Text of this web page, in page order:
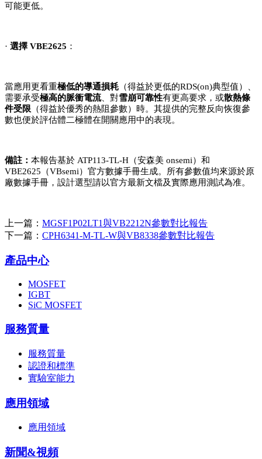
可能更低。
· 選擇 VBE2625 ：
當應用更看重極低的導通損耗 （得益於更低的RDS(on)典型值）、
需要承受極高的脈衝電流、對雪崩可靠性有更高要求，或散熱條
件受限 （得益於優秀的熱阻參數）時。其提供的完整反向恢復參
數也便於評估體二極體在開關應用中的表現。
備註 ： 本報告基於 ATP113-TL-H（安森美 onsemi）和
VBE2625（VBsemi）官方數據手冊生成。所有參數值均來源於原
廠數據手冊，設計選型請以官方最新文檔及實際應用測試為准。
上一篇： MGSF1P02LT1與VB2212N參數對比報告
下一篇： CPH6341-M-TL-W與VB8338參數對比報告
產品中心
MOSFET
IGBT
SiC MOSFET
服務質量
服務質量
認證和標準
實驗室能力
應用領域
應用領域
新聞&視頻